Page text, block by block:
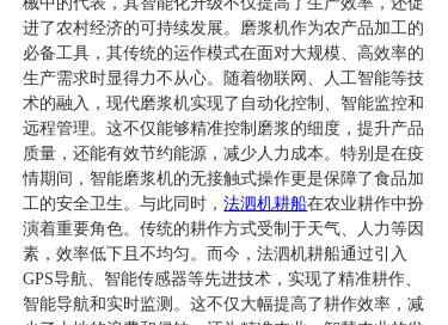
进了农村经济的可持续发展。磨浆机作为农产品加工的
必备工具，其传统的运作模式在面对大规模、高效率的
生产需求时显得力不从心。随着物联网、人工智能等技
术的融入，现代磨浆机实现了自动化控制、智能监控和
远程管理。这不仅能够精准控制磨浆的细度，提升产品
质量，还能有效节约能源，减少人力成本。特别是在疫
情期间，智能磨浆机的无接触式操作更是保障了食品加
工的安全卫生。与此同时，法泗机耕船在农业耕作中扮
演着重要角色。传统的耕作方式受制于天气、人力等因
素，效率低下且不均匀。而今，法泗机耕船通过引入
GPS导航、智能传感器等先进技术，实现了精准耕作、
智能导航和实时监测。这不仅大幅提高了耕作效率，减